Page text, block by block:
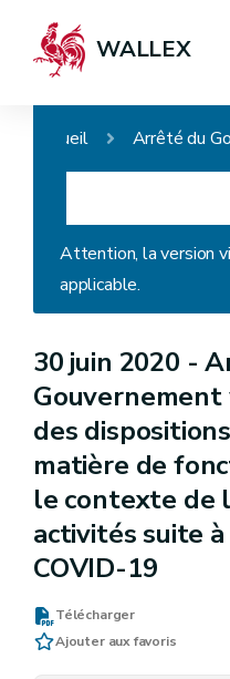
WALLEX
Accueil
Attention, la version
applicable.
30 juin 2020 -
des
matière de
le contexte de
activités suite
COVID-19
Télécharger
Ajouter aux favoris